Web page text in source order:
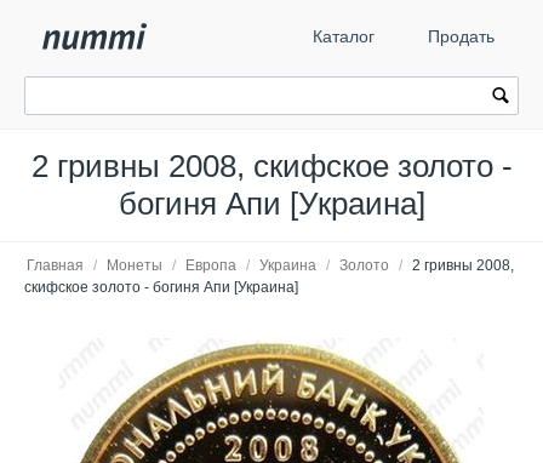
Каталог Продать
2 гривны 2008, скифское золото -
богиня Апи [Украина]
Главная / Монеты / Европа / Украина / Золото / 2 гривны 2008,
скифское золото - богиня Апи [Украина]